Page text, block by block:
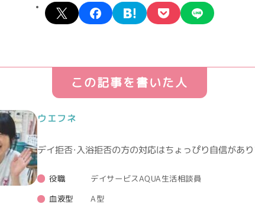
X facebookhatena pocket
この記事を書いた人
ウエフネ
デイ拒否・入浴拒否の方の対応はちょっぴり自信があ
役職 デイサービスAQUA生活相談員
血液型 A型